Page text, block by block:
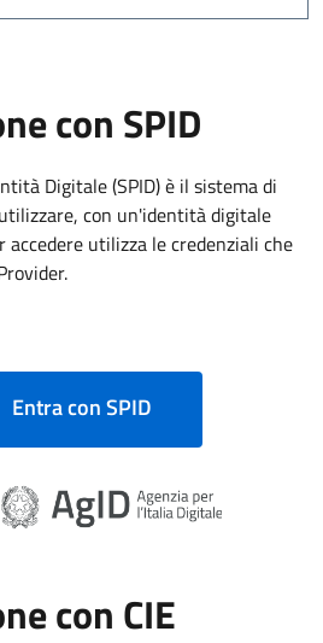
con SPID
Digitale (SPID) è il sistema di
con un'identità digitale
accedere utilizza le credenziali che
Entra con SPID
con CIE